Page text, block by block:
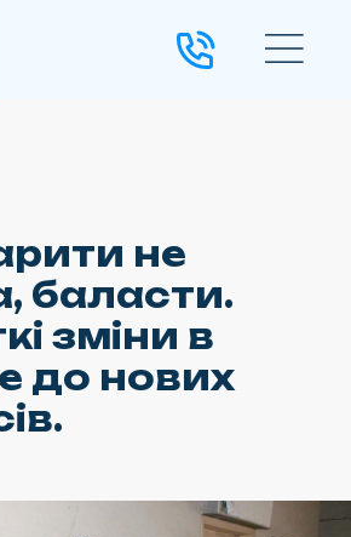
не
баласти.
зміни в
до нових